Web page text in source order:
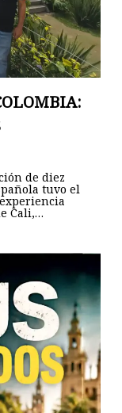
de diez
tuvo el
Cali,…